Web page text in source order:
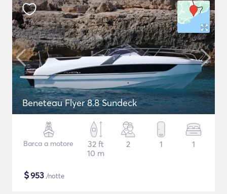
Beneteau Flyer 8.8 Sundeck
Barca a motore
32 ft
10 m
2 1 1
$953 /notte